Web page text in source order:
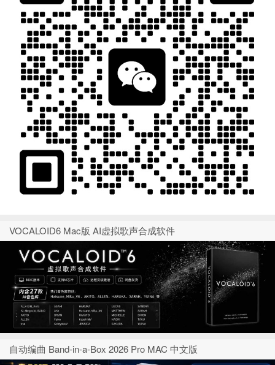
VOCALOID6 Mac版 AI虚拟歌声合成软件
自动编曲 Band-in-a-Box 2026 Pro MAC 中文版